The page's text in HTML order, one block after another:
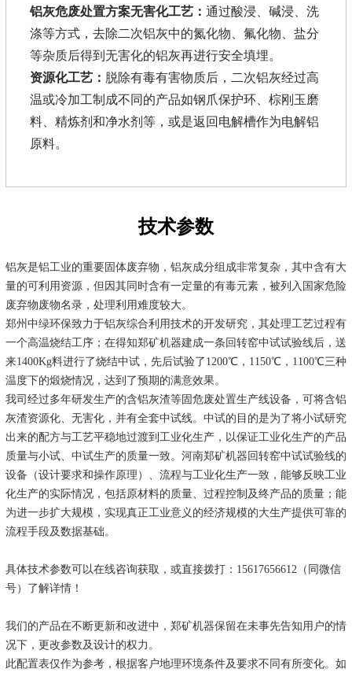
铝灰危废处置方案无害化工艺： 通过酸浸、碱浸、洗
涤等方式，去除二次铝灰中的氮化物、氟化物、盐分
等杂质后得到无害化的铝灰再进行安全填埋。
资源化工艺： 脱除有毒有害物质后，二次铝灰经过高
温或冷加工制成不同的产品如钢爪保护环、棕刚玉磨
料、精炼剂和净水剂等，或是返回电解槽作为电解铝
原料。
技术参数
铝灰是铝工业的重要固体废弃物，铝灰成分组成非常复杂，其中含有大
量的可利用资源，但因其同时含有一定量的有毒元素，被列入国家危险
废弃物废物名录，处理利用难度较大。
郑州中绿环保致力于铝灰综合利用技术的开发研究，其处理工艺过程有
一个高温烧结工序；在得知郑矿机器建成一条回转窑中试试验线后，送
来1400Kg料进行了烧结中试，先后试验了1200℃，1150℃，1100℃三种
温度下的煅烧情况，达到了预期的满意效果。
我司经过多年研发生产的含铝灰渣等固危废处置生产线设备，可将含铝
灰渣资源化、无害化，并有全套中试线。中试的目的是为了将小试研究
出来的配方与工艺平稳地过渡到工业化生产，以保证工业化生产的产品
质量与小试、中试生产的质量一致。河南郑矿机器回转窑中试试验线的
设备（设计要求和操作原理）、流程与工业化生产一致，能够反映工业
化生产的实际情况，包括原材料的质量、过程控制及终产品的质量；能
为进一步扩大规模，实现真正工业意义的经济规模的大生产提供可靠的
流程手段及数据基础。
具体技术参数可以在线咨询获取，或直接拨打：15617656612（同微信
号）了解详情！
我们的产品在不断更新和改进中，郑矿机器保留在未事先告知用户的情
况下，更改参数及设计的权力。
此配置表仅作为参考，根据客户地理环境条件及要求不同有所变化。如